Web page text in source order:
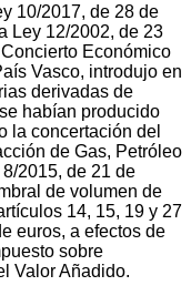
10/2017, de 28 de
Ley 12/2002, de 23
Económico
Vasco, introdujo en
derivadas de
habían producido
la concertación del
de Gas, Petróleo
2015, de 21 de
de volumen de
14, 15, 19 y 27
euros, a efectos de
sobre
Valor Añadido.